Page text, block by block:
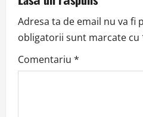
v
i
g
Adresa ta de email nu va fi
obligatorii sunt marcate cu
Comentariu *